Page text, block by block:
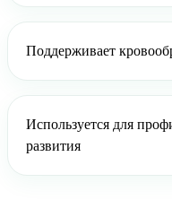
Поддерживает
Используется для
развития